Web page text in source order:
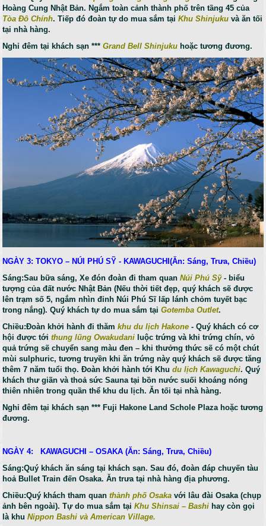
Hoàng Cung Nhật Bản. Ngắm toàn cảnh thành phố trên tầng 45 của
Tòa Đô Chính. Tiếp đó đoàn tự do mua sắm tạiKhu Shinjuku và ăn tối
tại nhà hàng.
Nghỉ đêm tại khách sạn ***Grand Bell Shinjuku hoặc tương đương.
NGÀY 3: TOKYO – NÚI PHÚ SỸ - KAWAGUCHI(Ăn: Sáng, Trưa, Chiều)
Sáng:Sau bữa sáng, Xe đón đoàn đi tham quan Núi Phú Sỹ- biểu
tượng của đất nước Nhật Bản (Nếu thời tiết đẹp, quý khách sẽ được
lên trạm số 5, ngắm nhìn đỉnh Núi Phú Sĩ lấp lánh chỏm tuyết bạc
trong nắng). Quý khách tự do mua sắm tạiGotemba Outlet.
Chiều:Đoàn khởi hành đi thăm khu du lịch Hakone - Quý khách có cơ
hội được tớithung lũng Owakudani luộc trứng và khi trứng chín, vỏ
quả trứng sẽ chuyển sang màu đen – khi thưởng thức sẽ có một chút
mùi sulphuric, tương truyền khi ăn trứng này quý khách sẽ được tăng
thêm 7 năm tuổi thọ. Đoàn khởi hành tới Khudu lịch Kawaguchi. Quý
khách thư giãn và thoả sức Sauna tại bồn nước suối khoáng nóng
thiên nhiên trong quần thể khu du lịch. Ăn tối tại nhà hàng.
Nghỉ đêm tại khách sạn *** Fuji Hakone Land Schole Plaza hoặc tương
đương.
NGÀY 4: KAWAGUCHI – OSAKA (Ăn: Sáng, Trưa, Chiều)
Sáng:Quý khách ăn sáng tại khách sạn. Sau đó, đoàn đáp chuyến tàu
hoả Bullet Train đến Osaka. Ăn trưa tại nhà hàng địa phương.
Chiều:Quý khách tham quanthành phố Osaka với lâu đài Osaka (chụp
ảnh bên ngoài). Tự do mua sắm tạiKhu Shinsai – Bashi hay còn gọi
là khuNippon Bashi và American Village.